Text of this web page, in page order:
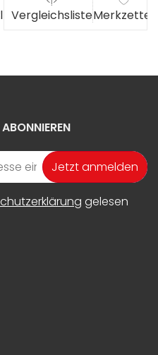
VergleichslisteMerkzettel
Jetzt anmelden
gelesen